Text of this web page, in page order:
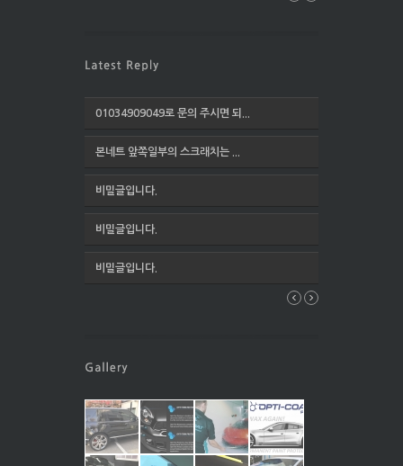
01034909049로 문의 주시면 되...
본네트 앞쪽일부의 스크래치는 ...
비밀글입니다.
비밀글입니다.
비밀글입니다.